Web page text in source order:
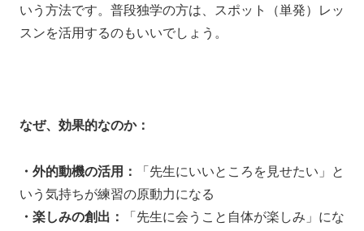
いう方法です。普段独学の方は、スポット（単発）レッ
スンを活用するのもいいでしょう。
なぜ、効果的なのか：
・外的動機の活用：
「先生にいいところを見せたい」と
いう気持ちが練習の原動力になる
・楽しみの創出：
「先生に会うこと自体が楽しみ」にな